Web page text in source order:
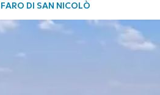
DI SAN NICOLÒ